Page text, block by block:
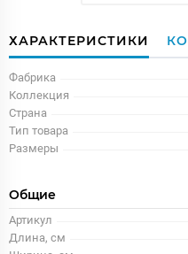
ХАРАКТЕРИСТИКИ
Фабрика
Коллекция
Страна
Тип товара
Размеры
Общие
Артикул
Длина, см